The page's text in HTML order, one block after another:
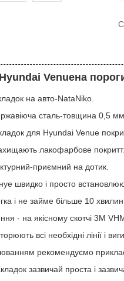
Venueна
на авто-NataNiko.
сталь-товщина 0,5
для Hyundai Venue
лакофарбове
приємний на дотик.
швидко і просто
і не займе більше 10
- на якісному скотчі 3M
всі необхідні лінії і
рекомендуємо
зазвичай проста і